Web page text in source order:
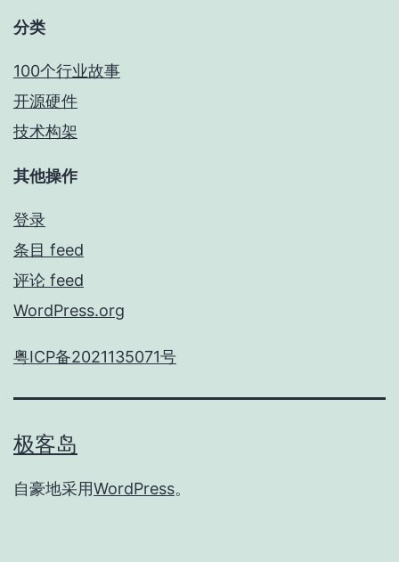
分类
100个行业故事
开源硬件
技术构架
其他操作
登录
条目 feed
评论 feed
WordPress.org
粤ICP备2021135071号
极客岛
自豪地采用WordPress。